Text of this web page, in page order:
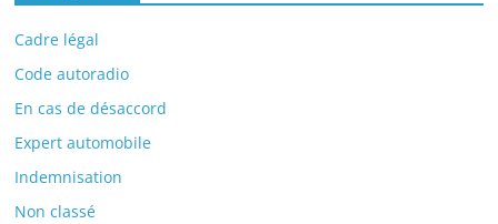
Cadre légal
Code autoradio
En cas de désaccord
Expert automobile
Indemnisation
Non classé